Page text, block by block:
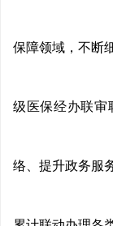
保障领域，不断
级医保经办联审
络、提升政务服